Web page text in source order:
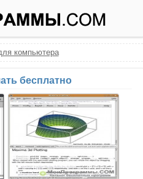
компьютера
бесплатно